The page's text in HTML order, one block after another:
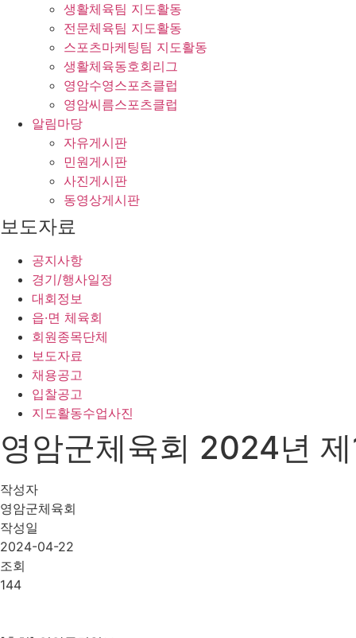
생활체육팀 지도활동
전문체육팀 지도활동
스포츠마케팅팀 지도활동
생활체육동호회리그
영암수영스포츠클럽
영암씨름스포츠클럽
알림마당
자유게시판
민원게시판
사진게시판
동영상게시판
보도자료
공지사항
경기/행사일정
대회정보
읍·면 체육회
회원종목단체
보도자료
채용공고
입찰공고
지도활동수업사진
영암군체육회 2024년
작성자
영암군체육회
작성일
2024-04-22
조회
144